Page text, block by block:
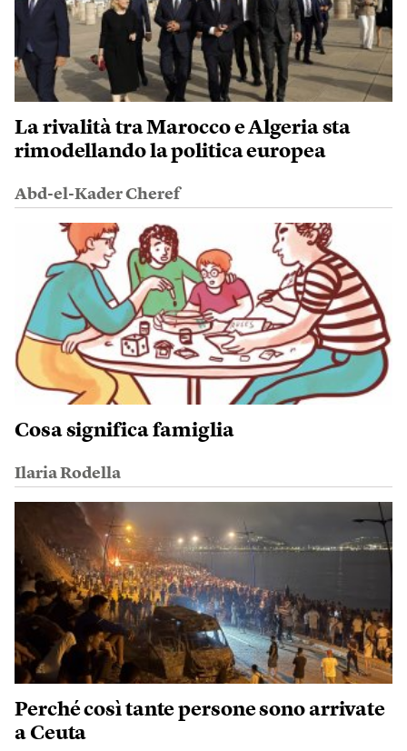
La rivalità tra Marocco e Algeria sta
rimodellando la politica europea
Abd-el-Kader Cheref
Cosa significa famiglia
Ilaria Rodella
Perché così tante persone sono arrivate
a Ceuta